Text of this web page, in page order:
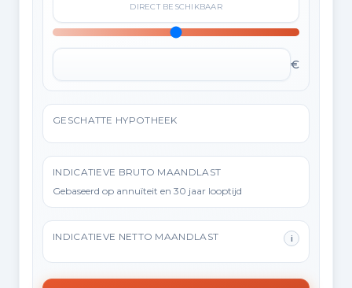
DIRECT BESCHIKBAAR
€
GESCHATTE HYPOTHEEK
INDICATIEVE BRUTO MAANDLAST
Gebaseerd op annuïteit en 30 jaar looptijd
INDICATIEVE NETTO MAANDLAST i